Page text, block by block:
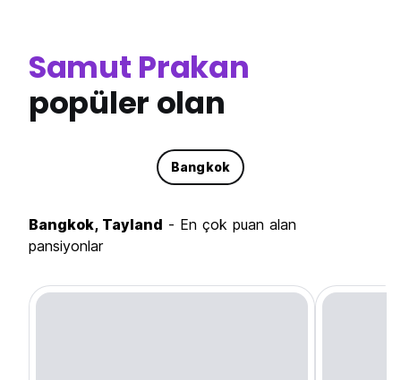
Samut Prakan
popüler olan
Bangkok
Bangkok, Tayland - En çok puan alan
pansiyonlar